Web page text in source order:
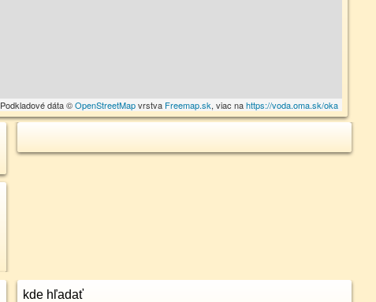
Podkladové dáta ©OpenStreetMapvrstva Freemap.sk, viac nahttps://voda.oma.sk/oka
kde hľadať